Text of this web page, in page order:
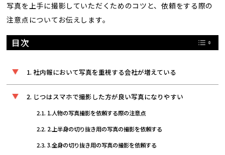
写真を上手に撮影していただくためのコツと、依頼をする際の
注意点についてお伝えします。
目次
社内報において写真を重視する会社が増えている
じつはスマホで撮影した方が良い写真になりやすい
1.人物の写真撮影を依頼する際の注意点
2.上半身の切り抜き用の写真の撮影を依頼する
3.全身の切り抜き用の写真の撮影を依頼する